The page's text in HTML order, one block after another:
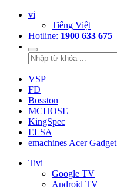
vi
Tiếng Việt
Hotline: 1900 633 675
VSP
FD
Bosston
MCHOSE
KingSpec
ELSA
emachines Acer Gadget
Tivi
Google TV
Android TV